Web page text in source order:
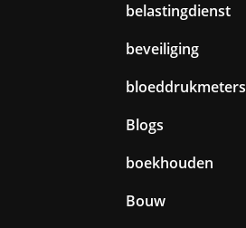
belastingdienst
beveiliging
bloeddrukmeters
Blogs
boekhouden
Bouw